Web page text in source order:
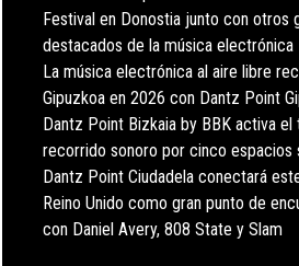
Festival en Donostia junto con otros
destacados de la música electrónica
La música electrónica al aire libre
Gipuzkoa en 2026 con Dantz Point
Dantz Point Bizkaia by BBK activa
recorrido sonoro por cinco espacios
Dantz Point Ciudadela conectará
Reino Unido como gran punto de
con Daniel Avery, 808 State y Slam